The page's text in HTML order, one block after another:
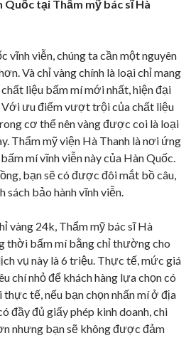
Quốc tại Thẩm mỹ bác sĩ Hà
vĩnh viễn, chúng ta cần một nguyên
Và chỉ vàng chính là loại chỉ mang
liệu bấm mí mới nhất, hiện đại
Với ưu điểm vượt trội của chất liệu
cơ thể nên vàng được coi là loại
Thẩm mỹ viện Hà Thanh là nơi ứng
mí vĩnh viễn này của Hàn Quốc.
bạn sẽ có được đôi mắt bồ câu,
bảo hành vĩnh viễn.
vàng 24k, Thẩm mỹ bác sĩ Hà
thời bấm mí bằng chỉ thường cho
vụ này là 6 triệu. Thực tế, mức giá
chí nhỏ để khách hàng lựa chọn có
tế, nếu bạn chọn nhấn mí ở địa
đầy đủ giấy phép kinh doanh, chi
nhưng bạn sẽ không được đảm